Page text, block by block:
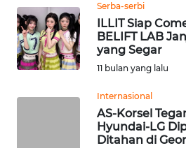
Serba-serbi
ILLIT Siap
BELIFT LAB
yang Segar
11 bulan yang lalu
Internasional
AS-Korsel
Hyundai-LG
Ditahan di
WN
SULSEL
WN